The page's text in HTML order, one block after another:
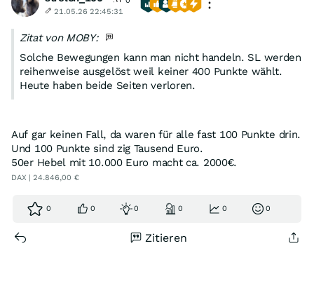
21.05.26 22:45:31
Zitat von MOBY:
Solche Bewegungen kann man nicht handeln. SL werden
reihenweise ausgelöst weil keiner 400 Punkte wählt.
Heute haben beide Seiten verloren.
Auf gar keinen Fall, da waren für alle fast 100 Punkte drin.
Und 100 Punkte sind zig Tausend Euro.
50er Hebel mit 10.000 Euro macht ca. 2000€.
DAX | 24.846,00 €
0 0 0 0 0 0
Zitieren